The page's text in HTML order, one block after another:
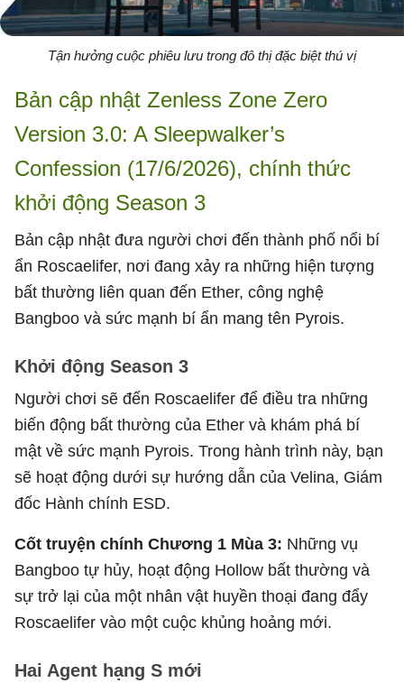
Tận hưởng cuộc phiêu lưu trong đô thị đặc biệt thú vị
Bản cập nhật Zenless Zone Zero
Version 3.0: A Sleepwalker’s
Confession (17/6/2026), chính thức
khởi động Season 3
Bản cập nhật đưa người chơi đến thành phố nổi bí
ẩn Roscaelifer, nơi đang xảy ra những hiện tượng
bất thường liên quan đến Ether, công nghệ
Bangboo và sức mạnh bí ẩn mang tên Pyrois.
Khởi động Season 3
Người chơi sẽ đến Roscaelifer để điều tra những
biến động bất thường của Ether và khám phá bí
mật về sức mạnh Pyrois. Trong hành trình này, bạn
sẽ hoạt động dưới sự hướng dẫn của Velina, Giám
đốc Hành chính ESD.
Cốt truyện chính Chương 1 Mùa 3: Những vụ
Bangboo tự hủy, hoạt động Hollow bất thường và
sự trở lại của một nhân vật huyền thoại đang đẩy
Roscaelifer vào một cuộc khủng hoảng mới.
Hai Agent hạng S mới